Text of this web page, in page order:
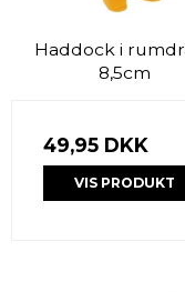
Haddock i
8,5cm
49,95 DKK
VIS PRODUKT